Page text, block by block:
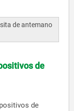
de antemano
de
de